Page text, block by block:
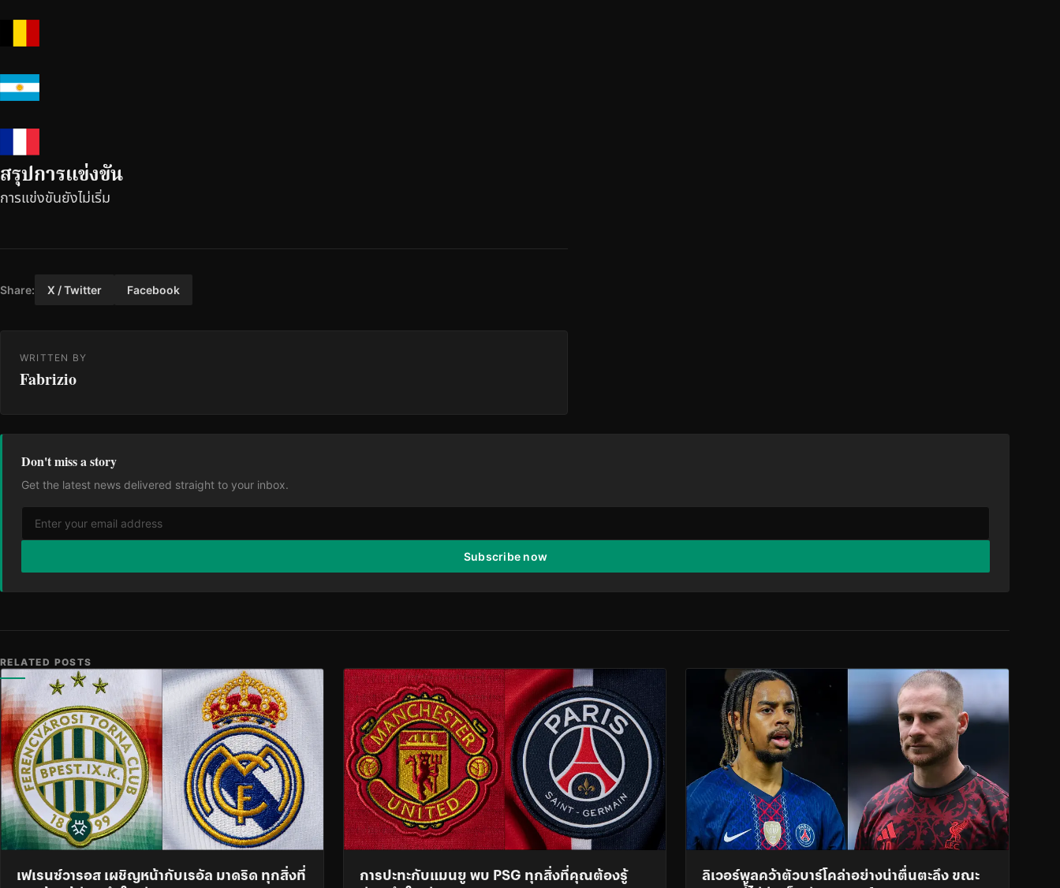
สรุปการแข่งขัน
การแข่งขันยังไม่เริ่ม
Share: X / Twitter Facebook
WRITTEN BY
Fabrizio
Don't miss a story
Get the latest news delivered straight to your inbox.
Subscribe now
RELATED POSTS
เฟเรนซ์วารอส เผชิญหน้ากับเรอัล มาดริด ทุกสิ่งที่
การปะทะกับแมนยู พบ PSG ทุกสิ่งที่คุณต้องรู้
ลิเวอร์พูลคว้าตัวบาร์โคล่าอย่างน่าตื่นตะลึง ขณะ